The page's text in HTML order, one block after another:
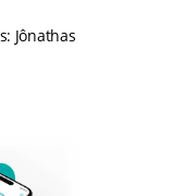
Jônathas